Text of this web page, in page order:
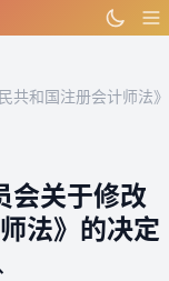
共和国注册会计师法》
会关于修改
法》的决定